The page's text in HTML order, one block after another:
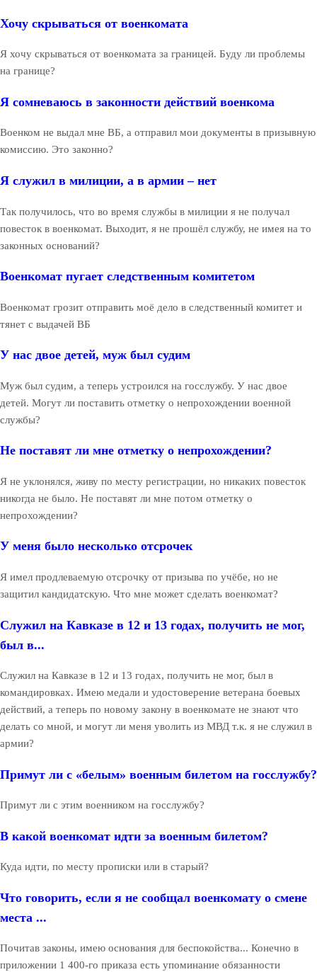
Хочу скрываться от военкомата
Я хочу скрываться от военкомата за границей. Буду ли проблемы
на границе?
Я сомневаюсь в законности действий военкома
Военком не выдал мне ВБ, а отправил мои документы в призывную
комиссию. Это законно?
Я служил в милиции, а в армии – нет
Так получилось, что во время службы в милиции я не получал
повесток в военкомат. Выходит, я не прошёл службу, не имея на то
законных оснований?
Военкомат пугает следственным комитетом
Военкомат грозит отправить моё дело в следственный комитет и
тянет с выдачей ВБ
У нас двое детей, муж был судим
Муж был судим, а теперь устроился на госслужбу. У нас двое
детей. Могут ли поставить отметку о непрохождении военной
службы?
Не поставят ли мне отметку о непрохождении?
Я не уклонялся, живу по месту регистрации, но никаких повесток
никогда не было. Не поставят ли мне потом отметку о
непрохождении?
У меня было несколько отсрочек
Я имел продлеваемую отсрочку от призыва по учёбе, но не
защитил кандидатскую. Что мне может сделать военкомат?
Служил на Кавказе в 12 и 13 годах, получить не мог,
был в...
Служил на Кавказе в 12 и 13 годах, получить не мог, был в
командировках. Имею медали и удостоверение ветерана боевых
действий, а теперь по новому закону в военкомате не знают что
делать со мной, и могут ли меня уволить из МВД т.к. я не служил в
армии?
Примут ли с «белым» военным билетом на госслужбу?
Примут ли с этим военником на госслужбу?
В какой военкомат идти за военным билетом?
Куда идти, по месту прописки или в старый?
Что говорить, если я не сообщал военкомату о смене
места ...
Почитав законы, имею основания для беспокойства... Конечно в
приложении 1 400-го приказа есть упоминание обязанности